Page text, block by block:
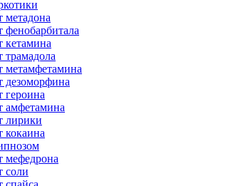
метадона
фенобарбитала
кетамина
трамадола
метамфетамина
дезоморфина
героина
амфетамина
лирики
кокаина
мефедрона
соли